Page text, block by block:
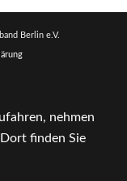
Berlin e.V.
nehmen
finden Sie